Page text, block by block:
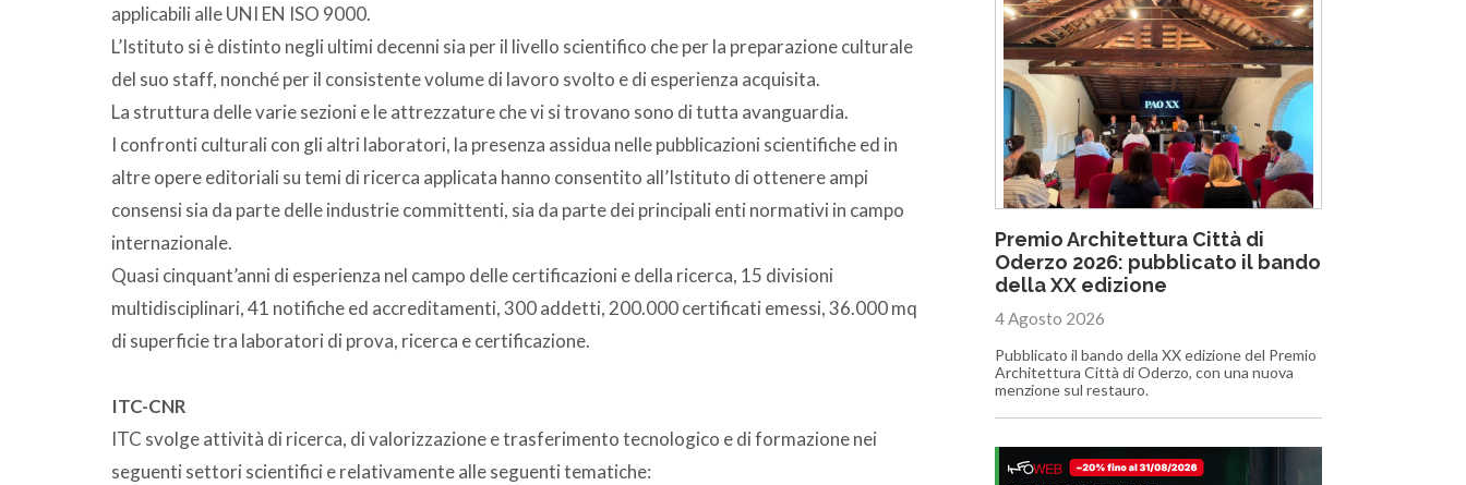
applicabili alle UNI EN ISO 9000.
L’Istituto si è distinto negli ultimi decenni sia per il livello scientifico che per la preparazione culturale
del suo staff, nonché per il consistente volume di lavoro svolto e di esperienza acquisita.
La struttura delle varie sezioni e le attrezzature che vi si trovano sono di tutta avanguardia.
I confronti culturali con gli altri laboratori, la presenza assidua nelle pubblicazioni scientifiche ed in
altre opere editoriali su temi di ricerca applicata hanno consentito all’Istituto di ottenere ampi
consensi sia da parte delle industrie committenti, sia da parte dei principali enti normativi in campo
internazionale.
Quasi cinquant’anni di esperienza nel campo delle certificazioni e della ricerca, 15 divisioni
multidisciplinari, 41 notifiche ed accreditamenti, 300 addetti, 200.000 certificati emessi, 36.000 mq
di superficie tra laboratori di prova, ricerca e certificazione.
ITC-CNR
ITC svolge attività di ricerca, di valorizzazione e trasferimento tecnologico e di formazione nei
seguenti settori scientifici e relativamente alle seguenti tematiche:
Premio Architettura Città di
Oderzo 2026: pubblicato il bando
della XX edizione
4 Agosto 2026
Pubblicato il bando della XX edizione del Premio
Architettura Città di Oderzo, con una nuova
menzione sul restauro.